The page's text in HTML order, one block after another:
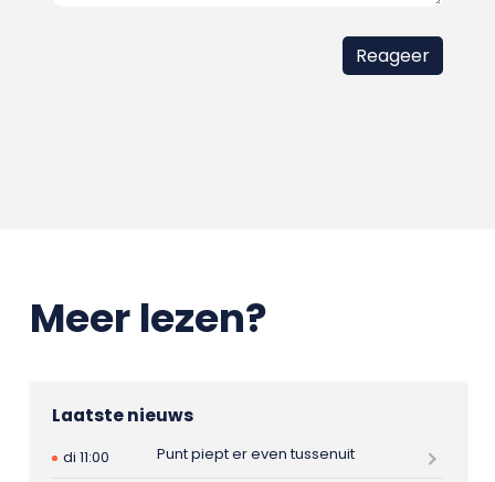
Meer lezen?
Laatste nieuws
di 11:00
Punt piept er even tussenuit